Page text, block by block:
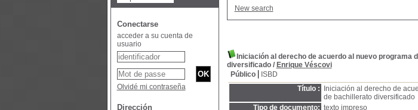
New search
Iniciación al derecho de acuerdo al nuevo
diversificado/ Enrique Véscovi
Público
ISBD
Título :
Iniciación al derecho de
de bachillerato diversificado
Tipo de documento: texto impreso
Conectarse
acceder a su cuenta de
usuario
Olvidé mi contraseña
Dirección